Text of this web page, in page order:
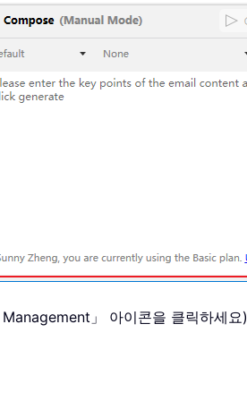
」 아이콘을 클릭하세요)